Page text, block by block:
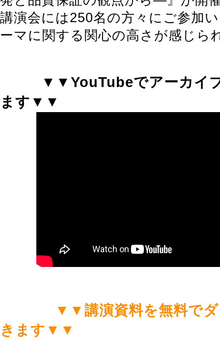
講演会には250名の方々にご参加
ーマに関する関心の高さが感じら
▼▼YouTubeでアーカイ
ます▼ ▼
▼▼講演資料を無料で
きます▼▼